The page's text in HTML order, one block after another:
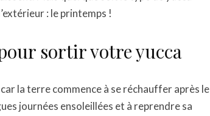
: le printemps !
sortir votre yucca
la terre commence à se réchauffer après le
journées ensoleillées et à reprendre sa